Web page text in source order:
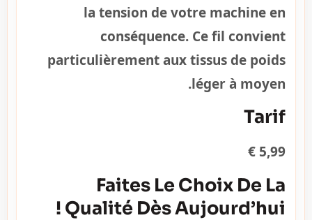
la tension de votre machine en
conséquence. Ce fil convient
particulièrement aux tissus de poids
léger à moyen.
Tarif
5,99 €
Faites Le Choix De La
Qualité Dès Aujourd’hui !